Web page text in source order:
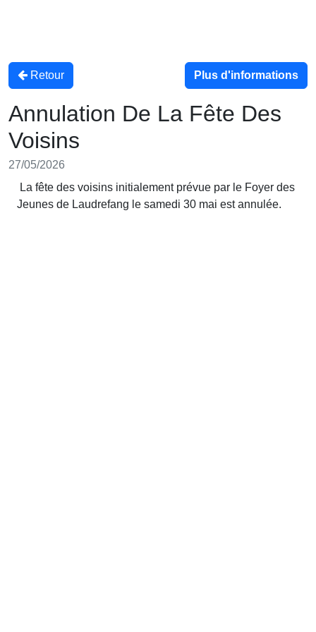
Retour Plus d'informations
Annulation De La Fête Des
Voisins
27/05/2026
La fête des voisins initialement prévue par le Foyer des
Jeunes de Laudrefang le samedi 30 mai est annulée.